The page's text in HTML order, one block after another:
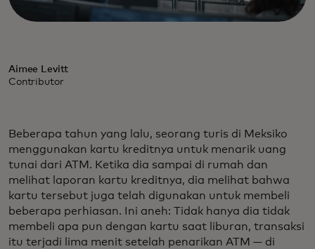
Aimee Levitt
Contributor
Beberapa tahun yang lalu, seorang turis di Meksiko
menggunakan kartu kreditnya untuk menarik uang
tunai dari ATM. Ketika dia sampai di rumah dan
melihat laporan kartu kreditnya, dia melihat bahwa
kartu tersebut juga telah digunakan untuk membeli
beberapa perhiasan. Ini aneh: Tidak hanya dia tidak
membeli apa pun dengan kartu saat liburan, transaksi
itu terjadi lima menit setelah penarikan ATM — di